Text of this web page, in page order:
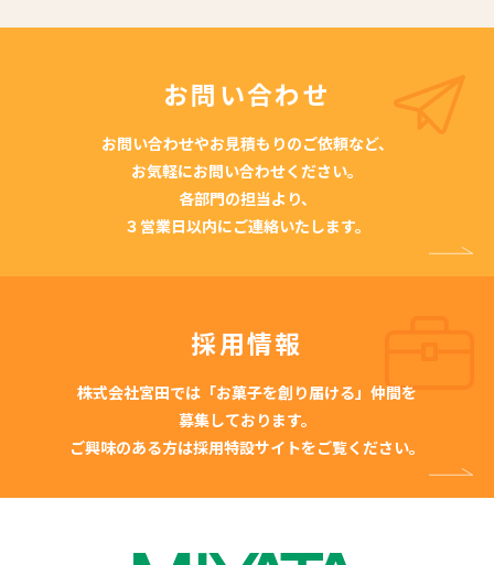
お問い合わせ
お問い合わせやお見積もりのご依頼など、
お気軽にお問い合わせください。
各部門の担当より、
３営業日以内にご連絡いたします。
採用情報
株式会社宮田では「お菓子を創り届ける」仲間を
募集しております。
ご興味のある方は採用特設サイトをご覧ください。